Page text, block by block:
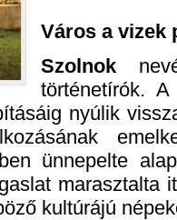
Város a vizek
Szolnok
történetírók.
nyúlik
ünnepelte
marasztalta
kultúrájú